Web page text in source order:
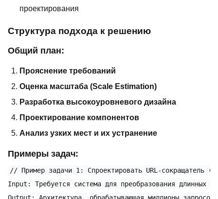
проектирования
Структура подхода к решению
Общий план:
Прояснение требований
Оценка масштаба (Scale Estimation)
Разработка высокоуровневого дизайна
Проектирование компонентов
Анализ узких мест и их устранение
Примеры задач:
// Пример задачи 1: Спроектировать URL-сокращатель
Input: Требуется система для преобразования длинных
Output: Архитектура, обрабатывающая миллионы